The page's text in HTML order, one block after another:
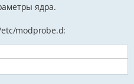
ядра.
modprobe.d: